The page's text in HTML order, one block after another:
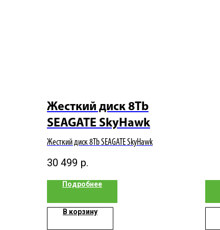
Жесткий диск 8Tb
SEAGATE SkyHawk
Жесткий диск 8Tb SEAGATE SkyHawk
30 499 р.
Подробнее
В корзину